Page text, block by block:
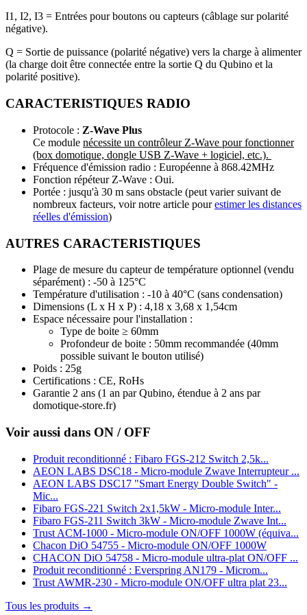
I1, I2, I3 = Entrées pour boutons ou capteurs (câblage sur polarité
négative).
Q = Sortie de puissance (polarité négative) vers la charge à alimenter
(la charge doit être connectée entre la sortie Q du Qubino et la
polarité positive).
CARACTERISTIQUES RADIO
Protocole : Z-Wave Plus
Ce module nécessite un contrôleur Z-Wave pour fonctionner
(box domotique, dongle USB Z-Wave + logiciel, etc.).
Fréquence d'émission radio : Européenne à 868.42MHz
Fonction répéteur Z-Wave : Oui.
Portée : jusqu'à 30 m sans obstacle (peut varier suivant de
nombreux facteurs, voir notre article pourestimer les distances
réelles d'émission)
AUTRES CARACTERISTIQUES
Plage de mesure du capteur de température optionnel (vendu
séparément) : -50 à 125°C
Température d'utilisation : -10 à 40°C (sans condensation)
Dimensions (L x H x P) : 4,18 x 3,68 x 1,54cm
Espace nécessaire pour l'installation :
Type de boite ≥ 60mm
Profondeur de boite : 50mm recommandée (40mm
possible suivant le bouton utilisé)
Poids : 25g
Certifications : CE, RoHs
Garantie 2 ans (1 an par Qubino, étendue à 2 ans par
domotique-store.fr)
Voir aussi dans ON / OFF
Produit reconditionné : Fibaro FGS-212 Switch 2,5k...
AEON LABS DSC18 - Micro-module Zwave Interrupteur ...
AEON LABS DSC17 "Smart Energy Double Switch" -
Mic...
Fibaro FGS-221 Switch 2x1,5kW - Micro-module Inter...
Fibaro FGS-211 Switch 3kW - Micro-module Zwave Int...
Trust ACM-1000 - Micro-module ON/OFF 1000W (équiva...
Chacon DiO 54755 - Micro-module ON/OFF 1000W
CHACON DiO 54758 - Micro-module ultra-plat ON/OFF ...
Produit reconditionné : Everspring AN179 - Microm...
Trust AWMR-230 - Micro-module ON/OFF ultra plat 23...
Tous les produits →